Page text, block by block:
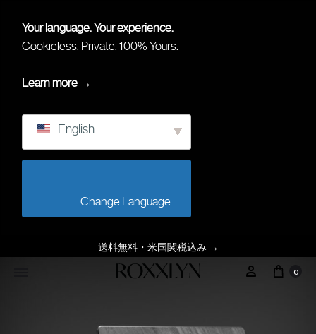
Your language. Your experience.
Cookieless. Private. 100% Yours.
Learn more →
English
送料無料・米国関税込み →
0